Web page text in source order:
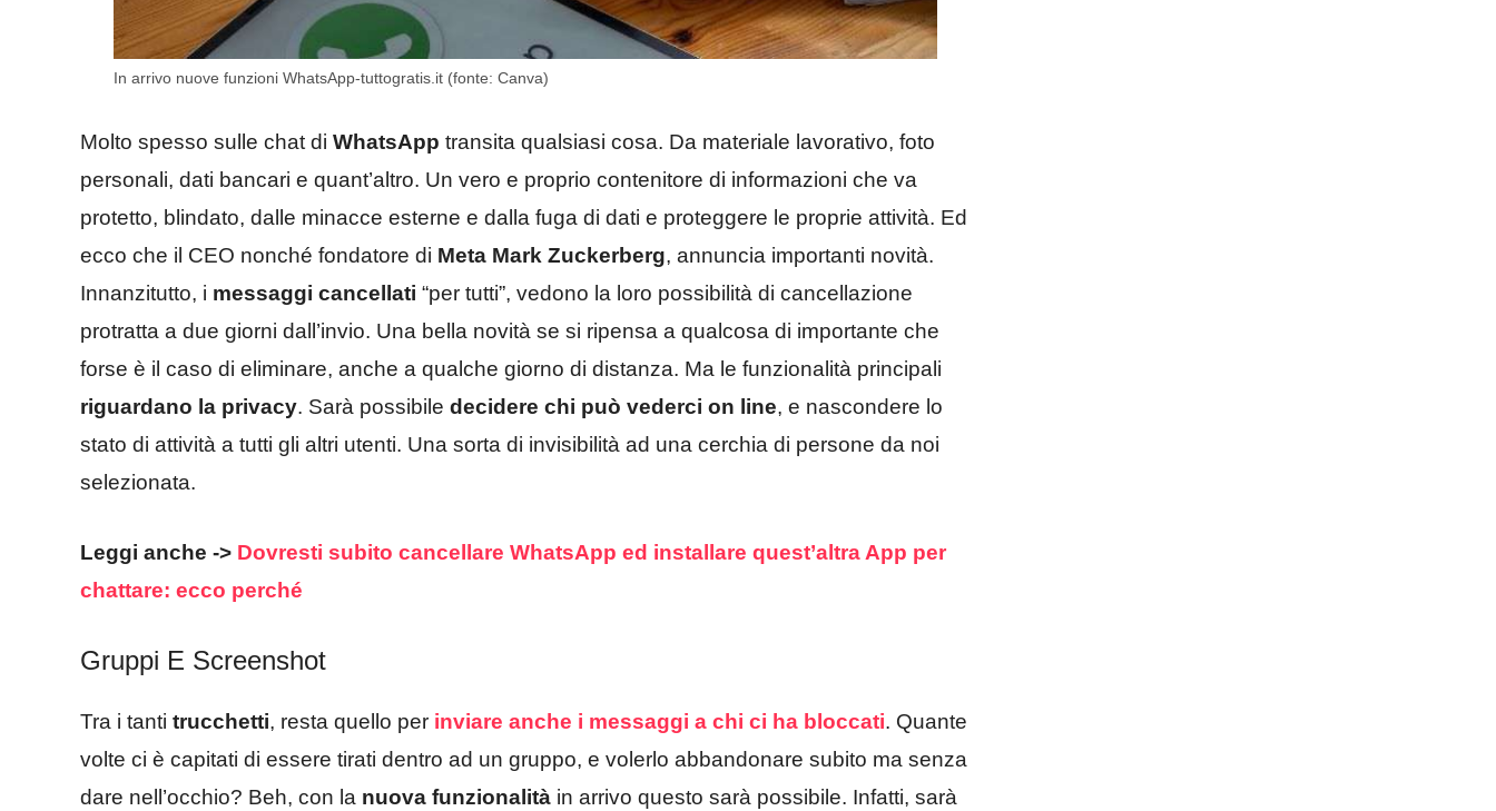
In arrivo nuove funzioni WhatsApp-tuttogratis.it (fonte: Canva)
Molto spesso sulle chat di WhatsApp transita qualsiasi cosa. Da materiale lavorativo, foto
personali, dati bancari e quant’altro. Un vero e proprio contenitore di informazioni che va
protetto, blindato, dalle minacce esterne e dalla fuga di dati e proteggere le proprie attività. Ed
ecco che il CEO nonché fondatore di Meta Mark Zuckerberg, annuncia importanti novità.
Innanzitutto, i messaggi cancellati “per tutti”, vedono la loro possibilità di cancellazione
protratta a due giorni dall’invio. Una bella novità se si ripensa a qualcosa di importante che
forse è il caso di eliminare, anche a qualche giorno di distanza. Ma le funzionalità principali
riguardano la privacy. Sarà possibile decidere chi può vederci on line, e nascondere lo
stato di attività a tutti gli altri utenti. Una sorta di invisibilità ad una cerchia di persone da noi
selezionata.
Leggi anche -> Dovresti subito cancellare WhatsApp ed installare quest’altra App per
chattare: ecco perché
Gruppi E Screenshot
Tra i tanti trucchetti, resta quello per inviare anche i messaggi a chi ci ha bloccati. Quante
volte ci è capitati di essere tirati dentro ad un gruppo, e volerlo abbandonare subito ma senza
dare nell’occhio? Beh, con la nuova funzionalità in arrivo questo sarà possibile. Infatti, sarà